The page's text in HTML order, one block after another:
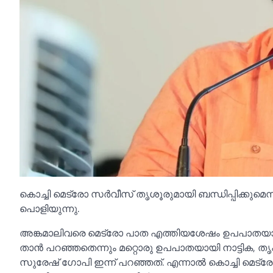
കൊച്ചി മെട്രോ സര്‍വീസ് തൃശൂരുമായി
പൊളിയുന്നു.
അങ്കമാലിവരെ മെട്രോ പാത എത്തിയശേഷം
താന്‍ പറഞ്ഞതെന്നും മറ്റൊരു ഉപപാതയായി
സുരേഷ് ഗോപി ഇന്ന് പറഞ്ഞത്. എന്നാല്‍ കൊച്ചി